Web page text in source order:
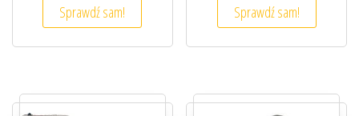
Sprawdź sam! Sprawdź sam!